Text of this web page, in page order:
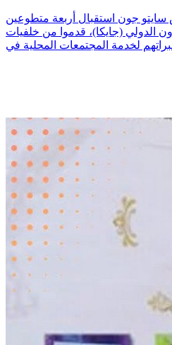
سايتو جون استقبال أربعة متطوعين
الدولي (جايكا)، قدموا من خلفيات